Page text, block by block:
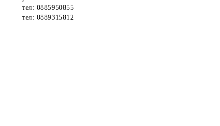
тел: 0885950855
тел: 0889315812